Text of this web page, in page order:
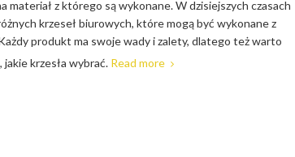
materiał z którego są wykonane. W dzisiejszych czasach
krzeseł biurowych, które mogą być wykonane z
produkt ma swoje wady i zalety, dlatego też warto
krzesła wybrać. Read more